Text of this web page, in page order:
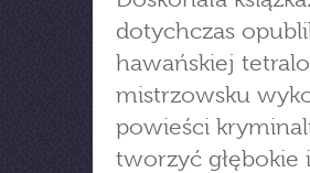
dotychczas
hawańskiej
mistrzowsku
powieści
tworzyć głębokie